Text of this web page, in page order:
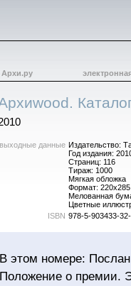
Архи.ру
выходные данные Издательство:
Год издания:
Страниц: 116
Тираж: 1000
Мягкая обложка
Формат: 220x285
Мелованная
Цветные
ISBN 978-5-903433-
В этом номере:
Положение о премии.